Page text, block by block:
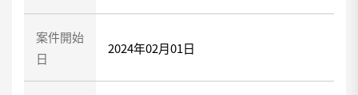
案件開始
日
2024年02月01日